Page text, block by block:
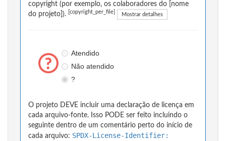
copyright (por exemplo, os colaboradores do [nome
do projeto]).
[copyright_per_file] Mostrar detalhes
Atendido
Não atendido
?
O projeto DEVE incluir uma declaração de licença em
cada arquivo-fonte. Isso PODE ser feito incluindo o
seguinte dentro de um comentário perto do início de
cada arquivo: SPDX-License-Identifier: